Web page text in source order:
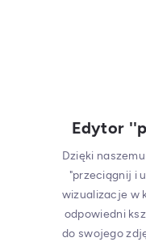
Edytor
Dzięki
"przeciągnij i
wizualizacje w
odpowiedni
do swojego